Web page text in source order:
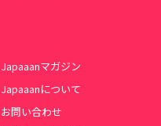
Japaaanマガジン
Japaaanについて
お問い合わせ